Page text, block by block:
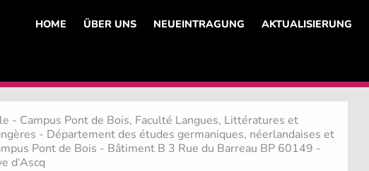
HOME ÜBER UNS NEUEINTRAGUNG AKTUALISIERUNG
- Campus Pont de Bois, Faculté Langues, Littératures et
- Département des études germaniques, néerlandaises et
Pont de Bois - Bâtiment B 3 Rue du Barreau BP 60149 -
d‘Ascq